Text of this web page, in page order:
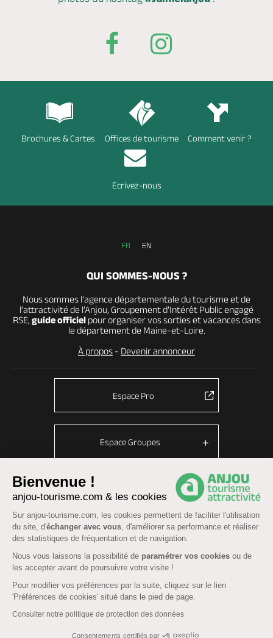
Bienvenue !
anjou-tourisme.com & les cookies
Sur anjou-tourisme.com, les cookies permettent de faciliter l'utilisation
du site, d'échanger avec vous, d'améliorer sa performance et réaliser
des statistiques de fréquentation et de navigation.
Nous vous laissons la possibilité de paramétrer vos cookies ou de
les accepter avant de poursuivre votre visite !
Pour modifier vos préférences par la suite, cliquez sur le lien
'Préférences de cookies' situé dans le pied de page.
Consulter notre politique de protection des données
Consentements certifiés par
Brochures & Cartes Offices de tourisme Comment venir ?
Ecrivez-nous
FR EN
QUI SOMMES-NOUS ?
Nous sommes l’agence départementale du tourisme et de
l’attractivité de l’Anjou, Groupement d’Intérêt Public engagé
RSE, guide officielpour organiser vos sorties et vacances dans
le département de Maine-et-Loire.
À propos - Devenir annonceur
Espace Pro
Espace Groupes
© Anjou tourisme 2026 -Plan du site-Fonctionnement du site
Mentions légales -Données personnelles -Cookies
CGU Réservation
Accessibilité : partiellement conforme